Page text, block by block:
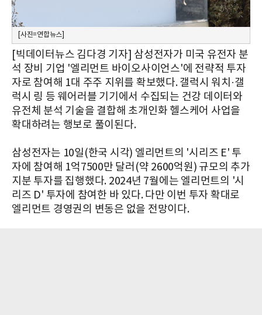
[사진=연합뉴스]
[빅데이터뉴스 김다경 기자] 삼성전자가 미국 유전자 분
석 장비 기업 '엘리먼트 바이오사이언스'에 전략적 투자
자로 참여해 1대 주주 지위를 확보했다. 갤럭시 워치·갤
럭시 링 등 웨어러블 기기에서 수집되는 건강 데이터와
유전체 분석 기술을 결합해 초개인화 헬스케어 사업을
확대하려는 행보로 풀이된다.
삼성전자는 10일(한국 시각) 엘리먼트의 '시리즈 E' 투
자에 참여해 1억7500만 달러(약 2600억원) 규모의 추가
지분 투자를 집행했다. 2024년 7월에는 엘리먼트의 '시
리즈 D' 투자에 참여한 바 있다. 다만 이번 투자 확대로
엘리먼트 경영권의 변동은 없을 전망이다.